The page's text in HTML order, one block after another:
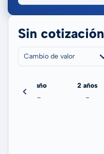
Sin cotización
Cambio de valor
1 año
-
2 años
-